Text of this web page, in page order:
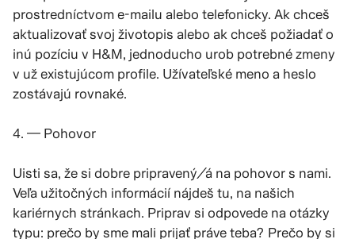
prostredníctvom e-mailu alebo telefonicky. Ak chceš
aktualizovať svoj životopis alebo ak chceš požiadať o
inú pozíciu v H&M, jednoducho urob potrebné zmeny
v už existujúcom profile. Užívateľské meno a heslo
zostávajú rovnaké.
4. — Pohovor
Uisti sa, že si dobre pripravený/á na pohovor s nami.
Veľa užitočných informácií nájdeš tu, na našich
kariérnych stránkach. Priprav si odpovede na otázky
typu: prečo by sme mali prijať práve teba? Prečo by si